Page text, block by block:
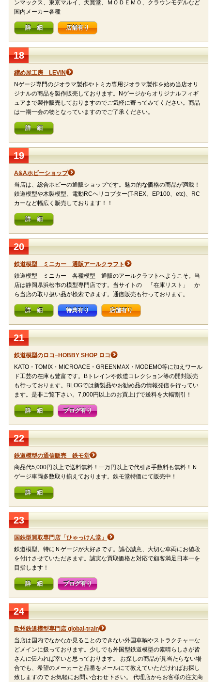
ンマックス、東京マルイ、天賞堂、ＭＯＤＥＭＯ、クラウンモデルなど
国内メーカー各種
詳 細 店舗有り
18
縮め屋工房 LEVIN
Nゲージ専門のジオラマ製作やトミカ専用ジオラマ製作を始め当店オリ
ジナルの商品を製作販売しております。Nゲージからオリジナルフィギ
ュアまで製作販売しておりますのでご気軽に寄ってみてください。商品
は一期一会の物となっていますのでご了承ください。
詳 細
19
A&Aホビーショップ
当店は、総合ホビーの通販ショップです。魅力的な価格の商品が満載！
鉄道模型や木製模型、電動RCヘリコプター(T-REX、EP100、etc)、RC
カーなど幅広く販売しております！！
詳 細
20
鉄道模型 ミニカー 通販アールクラフト
鉄道模型 ミニカー 各種模型 通販のアールクラフトへようこそ。当
店は静岡県浜松市の模型専門店です。当サイトの 「在庫リスト」 か
ら当店の取り扱い品が検索できます。通信販売も行っております。
詳 細 特典有り 店舗有り
21
鉄道模型のロコ−HOBBY SHOP ロコ
KATO・TOMIX・MICROACE・GREENMAX・MODEMO等に加えワール
ド工芸の在庫も豊富です。Bトレインや鉄道コレクション等の開封販売
も行っております。BLOGでは新製品やお勧め品の情報発信を行ってい
ます。是非ご覧下さい。7,000円以上のお買上げで送料を大幅割引！
詳 細 ブログ有り
22
鉄道模型の通信販売 鉄モ堂
商品代5,000円以上で送料無料！一万円以上で代引き手数料も無料！Ｎ
ゲージ車両多数取り揃えております。鉄モ堂特価にて販売中！
詳 細
23
国鉄型買取専門店「ひゃっけん堂」
鉄道模型、特にＮゲージが大好きです。誠心誠意、大切な車両にお値段
を付けさせていただきます。誠実な買取価格と対応で顧客満足日本一を
目指します！
詳 細 ブログ有り
24
欧州鉄道模型専門店 global-train
当店は国内でなかなか見ることのできない外国車輌やストラクチャーな
どメインに扱っております。少しでも外国型鉄道模型の素晴らしさが皆
さんに伝われば幸いと思っております。 お探しの商品が見当たらない場
合でも、希望のメーカーと品番をメールにて教えていただければお探し
致しますので お気軽にお問い合わせ下さい。 代理店からお客様の注文商